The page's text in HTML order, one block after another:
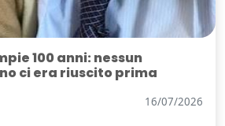
100 anni: nessun
ci era riuscito prima
16/07/2026